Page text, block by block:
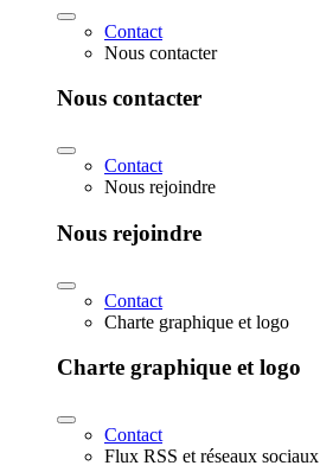
Contact
Nous contacter
Nous contacter
Contact
Nous rejoindre
Nous rejoindre
Contact
Charte graphique et logo
Charte graphique et logo
Contact
Flux RSS et réseaux sociaux